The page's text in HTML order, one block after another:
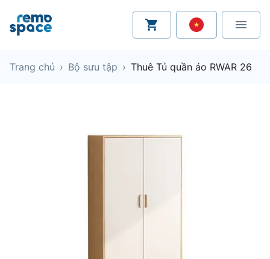
Trang chủ › Bộ sưu tập › Thuê Tủ quần áo RWAR 26